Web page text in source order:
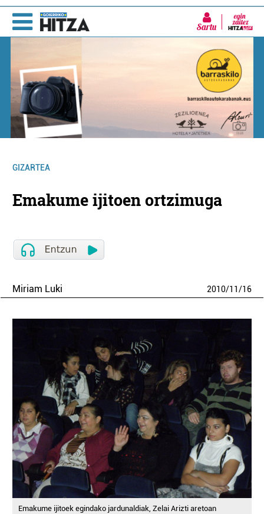
Sartu
GIZARTEA
Emakume ijitoen ortzimuga
Miriam Luki 2010/11/16
Emakume ijitoek egindako jardunaldiak, Zelai Arizti aretoan